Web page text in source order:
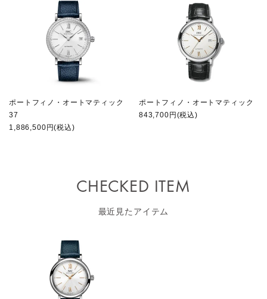
ポートフィノ・オートマティック
37
1,886,500円(税込)
ポートフィノ・オートマティック
843,700円(税込)
CHECKED ITEM
最近見たアイテム